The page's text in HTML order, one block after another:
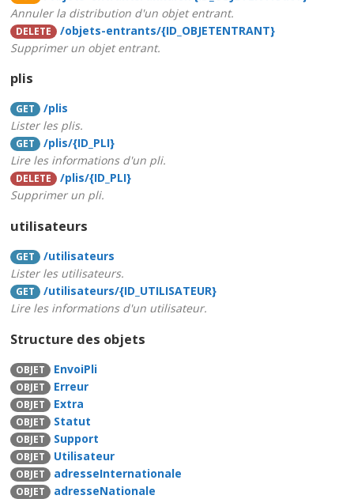
Annuler la distribution d'un objet entrant.
DELETE
/objets-entrants/{ID_OBJETENTRANT}
Supprimer un objet entrant.
plis
GET
/plis
Lister les plis.
GET
/plis/{ID_PLI}
Lire les informations d'un pli.
DELETE
/plis/{ID_PLI}
Supprimer un pli.
utilisateurs
GET
/utilisateurs
Lister les utilisateurs.
GET
/utilisateurs/{ID_UTILISATEUR}
Lire les informations d'un utilisateur.
Structure des objets
OBJET EnvoiPli
OBJET Erreur
OBJET Extra
OBJET Statut
OBJET Support
OBJET Utilisateur
OBJET adresseInternationale
OBJET adresseNationale